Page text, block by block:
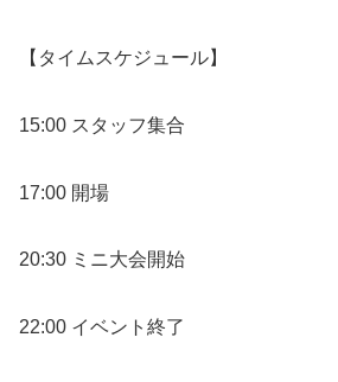
【タイムスケジュール】
15:00 スタッフ集合
17:00 開場
20:30 ミニ大会開始
22:00 イベント終了